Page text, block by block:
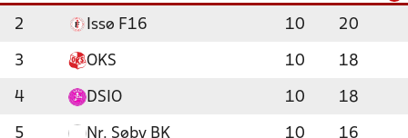
2 Issø F16 10 20
3 OKS 10 18
4 DSIO 10 18
5 Nr. Søby BK 10 16